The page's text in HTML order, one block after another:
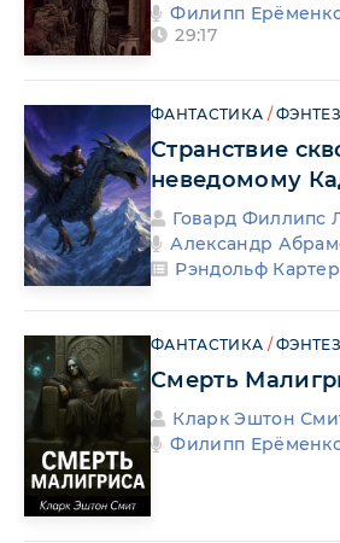
Филипп
29:17
ФАНТАСТИКА /
Странствие
неведомому
Говард Филлипс
Александр
Рэндольф Картер
ФАНТАСТИКА /
Смерть
Кларк Эштон
Филипп